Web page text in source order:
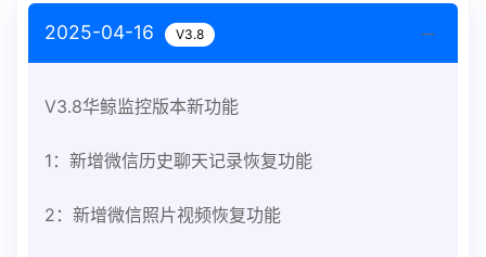
2025-04-16 V3.8
V3.8华鲸监控版本新功能
1：新增微信历史聊天记录恢复功能
2：新增微信照片视频恢复功能